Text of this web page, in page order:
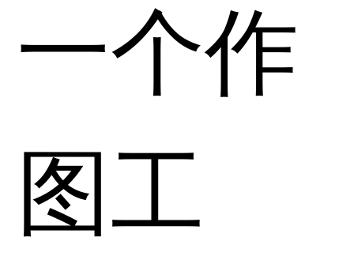
一个作
图工